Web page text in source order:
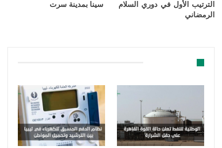
الترتيب الأول في دوري السلام
الرمضاني
سينا بمدينة سرت